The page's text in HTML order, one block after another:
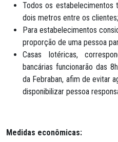
Todos os estabelecimentos
dois metros entre os clientes;
Para estabelecimentos
proporção de uma pessoa
Casas lotéricas,
bancárias funcionarão das
da Febraban, afim de evitar
disponibilizar pessoa
Medidas econômicas: